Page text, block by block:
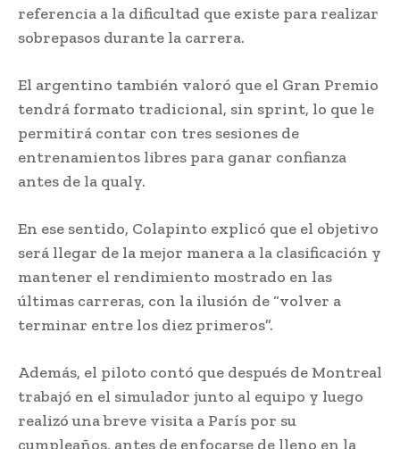
referencia a la dificultad que existe para realizar
sobrepasos durante la carrera.
El argentino también valoró que el Gran Premio
tendrá formato tradicional, sin sprint, lo que le
permitirá contar con tres sesiones de
entrenamientos libres para ganar confianza
antes de la qualy.
En ese sentido, Colapinto explicó que el objetivo
será llegar de la mejor manera a la clasificación y
mantener el rendimiento mostrado en las
últimas carreras, con la ilusión de “volver a
terminar entre los diez primeros”.
Además, el piloto contó que después de Montreal
trabajó en el simulador junto al equipo y luego
realizó una breve visita a París por su
cumpleaños, antes de enfocarse de lleno en la